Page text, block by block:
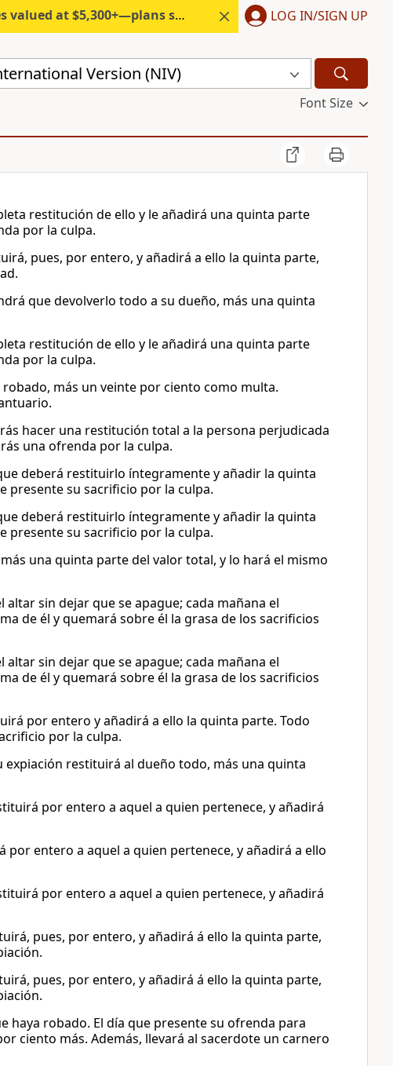
at $5,300+—plans start under $6/month. LOG IN/SIGN UP
Version (NIV)
Font Size
restitución de ello y le añadirá una quinta parte
por la culpa.
pues, por entero, y añadirá a ello la quinta parte,
que devolverlo todo a su dueño, más una quinta
restitución de ello y le añadirá una quinta parte
por la culpa.
más un veinte por ciento como multa.
hacer una restitución total a la persona perjudicada
una ofrenda por la culpa.
deberá restituirlo íntegramente y añadir la quinta
presente su sacrificio por la culpa.
deberá restituirlo íntegramente y añadir la quinta
presente su sacrificio por la culpa.
una quinta parte del valor total, y lo hará el mismo
sin dejar que se apague; cada mañana el
de él y quemará sobre él la grasa de los sacrificios
sin dejar que se apague; cada mañana el
de él y quemará sobre él la grasa de los sacrificios
por entero y añadirá a ello la quinta parte. Todo
por la culpa.
restituirá al dueño todo, más una quinta
por entero a aquel a quien pertenece, y añadirá
entero a aquel a quien pertenece, y añadirá a ello
por entero a aquel a quien pertenece, y añadirá
pues, por entero, y añadirá á ello la quinta parte,
pues, por entero, y añadirá á ello la quinta parte,
haya robado. El día que presente su ofrenda para
ciento más. Además, llevará al sacerdote un carnero